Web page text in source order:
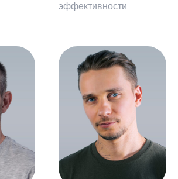
эффективности